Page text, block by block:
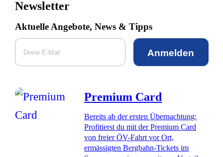
Newsletter
Aktuelle Angebote, News & Tipps
Anmelden
Premium Card
Bereits ab der ersten Übernachtung:
Profitierst du mit der Premium Card
von freier ÖV-Fahrt vor Ort,
ermässigten Bergbahn-Tickets im